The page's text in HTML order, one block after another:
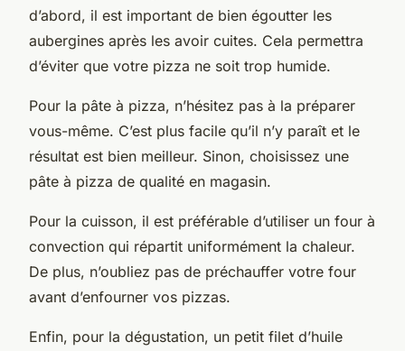
d’abord, il est important de bien égoutter les
aubergines après les avoir cuites. Cela permettra
d’éviter que votre pizza ne soit trop humide.
Pour la pâte à pizza, n’hésitez pas à la préparer
vous-même. C’est plus facile qu’il n’y paraît et le
résultat est bien meilleur. Sinon, choisissez une
pâte à pizza de qualité en magasin.
Pour la cuisson, il est préférable d’utiliser un four à
convection qui répartit uniformément la chaleur.
De plus, n’oubliez pas de préchauffer votre four
avant d’enfourner vos pizzas.
Enfin, pour la dégustation, un petit filet d’huile